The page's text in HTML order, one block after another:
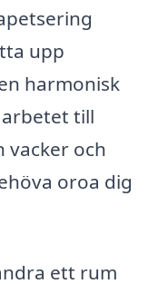
upp
harmonisk
till
vacker och
oroa dig
ett rum